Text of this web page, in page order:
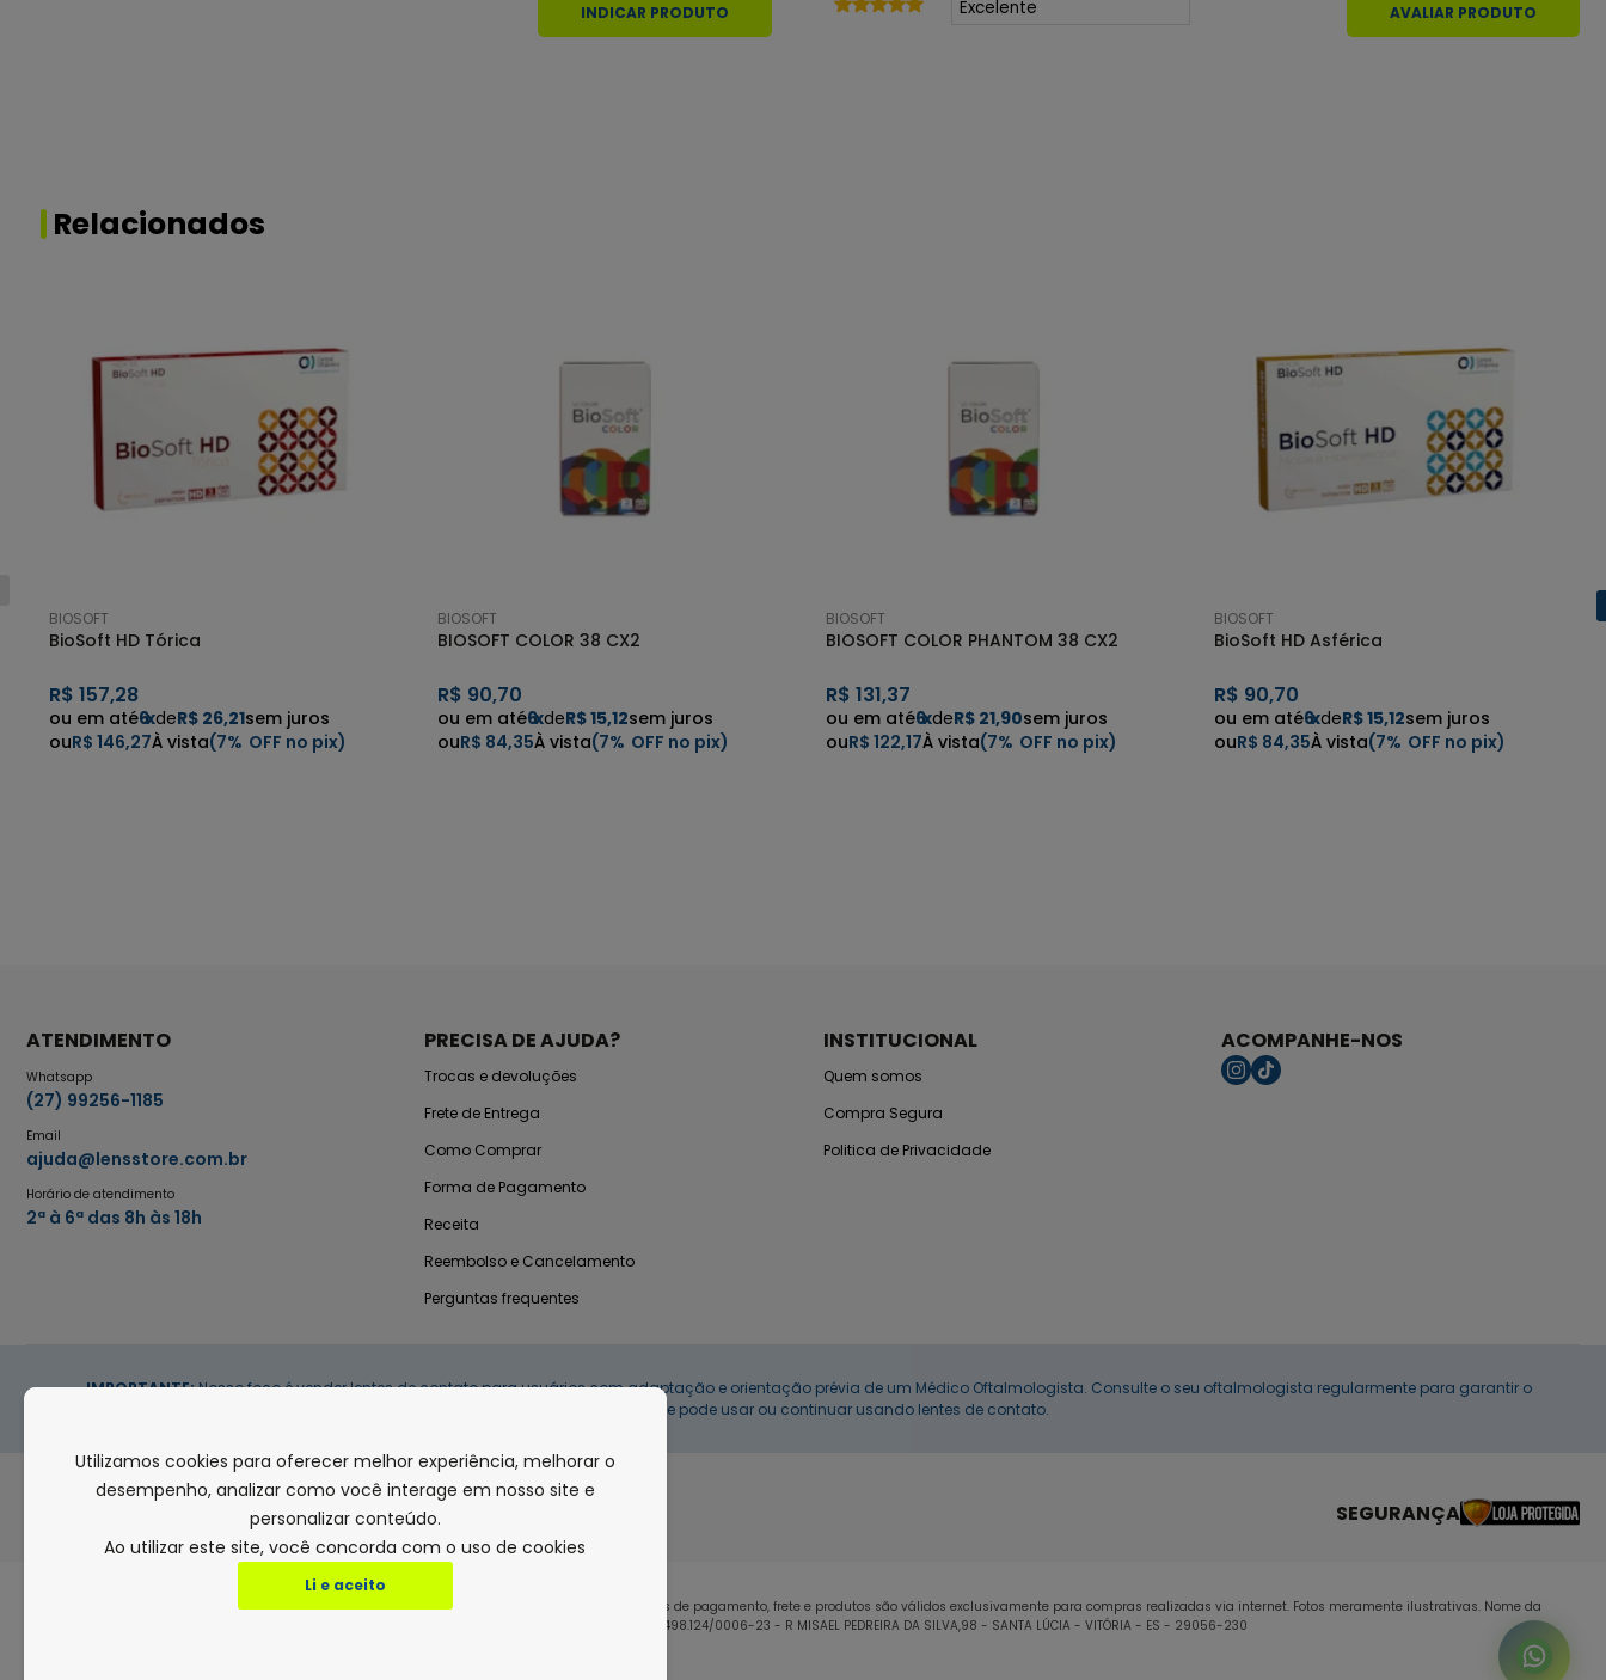
INDICAR PRODUTO AVALIAR PRODUTO
BIOSOFT
BioSoft HD Tórica
R$ 157,28
6xdeR$ 26,21sem juros
R$ 146,27
7%
BIOSOFT
BIOSOFT COLOR 38 CX2
R$ 90,70
6xdeR$ 15,12sem juros
R$ 84,35
7%
BIOSOFT
BIOSOFT COLOR PHANTOM 38 CX2
R$ 131,37
6xdeR$ 21,90sem juros
R$ 122,17
7%
BIOSOFT
BioSoft HD Asférica
R$ 90,70
6xdeR$ 15,12sem juros
R$ 84,35
7%
Utilizamos cookies para oferecer melhor experiência, melhorar o
desempenho, analizar como você interage em nosso site e
personalizar conteúdo.
Ao utilizar este site, você concorda com o uso de cookies
Li e aceito
ATENDIMENTO
Whatsapp
(27) 99256-1185
Email
ajuda@lensstore.com.br
Horário de atendimento
2ª à 6ª das 8h às 18h
PRECISA DE AJUDA?
Trocas e devoluções
Frete de Entrega
Como Comprar
Forma de Pagamento
Receita
Reembolso e Cancelamento
Perguntas frequentes
INSTITUCIONAL
Quem somos
Compra Segura
Politica de Privacidade
ACOMPANHE-NOS
IMPORTANTE:Nosso foco é vender lentes de contato para usuários com adaptação e orientação prévia de um Médico Oftalmologista. Consulte o seu oftalmologista regularmente para garantir o
uso correto, se pode usar ou continuar usando lentes de contato.
SEGURANÇA
Copyright © 2021-lensstore.com.br. Todos os direitos reservados. Os preços, promoções, condições de pagamento, frete e produtos são válidos exclusivamente para compras realizadas via internet. Fotos meramente ilustrativas. Nome da
TECHNOFOCUS COMERCIO, IMP. E EXP. LTDA CNPJ: 21.498.124/0006-23 - R MISAEL PEDREIRA DA SILVA,98 - SANTA LÚCIA - VITÓRIA - ES - 29056-230